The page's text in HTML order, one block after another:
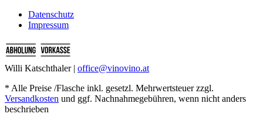
Datenschutz
Impressum
Willi Katschthaler | office@vinovino.at
* Alle Preise /Flasche inkl. gesetzl. Mehrwertsteuer zzgl.
Versandkosten und ggf. Nachnahmegebühren, wenn nicht anders
beschrieben